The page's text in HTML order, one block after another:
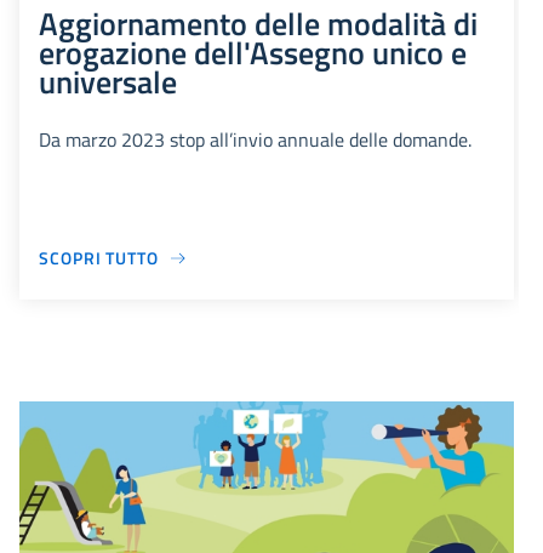
Aggiornamento delle modalità di
erogazione dell'Assegno unico e
universale
Da marzo 2023 stop all’invio annuale delle domande.
SCOPRI TUTTO